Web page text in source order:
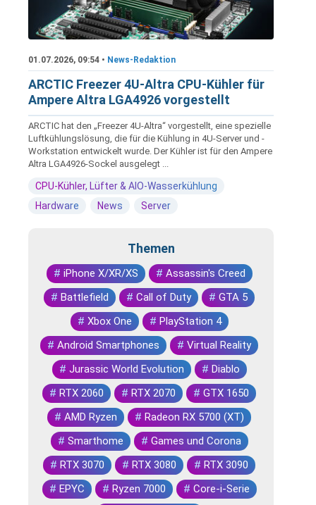
01.07.2026, 09:54 • News-Redaktion
ARCTIC Freezer 4U-Altra CPU-Kühler für
Ampere Altra LGA4926 vorgestellt
ARCTIC hat den „Freezer 4U-Altra“ vorgestellt, eine spezielle
Luftkühlungslösung, die für die Kühlung in 4U-Server und -
Workstation entwickelt wurde. Der Kühler ist für den Ampere
Altra LGA4926-Sockel ausgelegt ...
CPU-Kühler, Lüfter & AIO-Wasserkühlung
Hardware
News Server
Themen
# iPhone X/XR/XS # Assassin's Creed
# Battlefield # Call of Duty # GTA 5
# Xbox One # PlayStation 4
# Android Smartphones # Virtual Reality
# Jurassic World Evolution # Diablo
# RTX 2060 # RTX 2070 # GTX 1650
# AMD Ryzen # Radeon RX 5700 (XT)
# Smarthome # Games und Corona
# RTX 3070 # RTX 3080 # RTX 3090
# EPYC # Ryzen 7000 # Core-i-Serie